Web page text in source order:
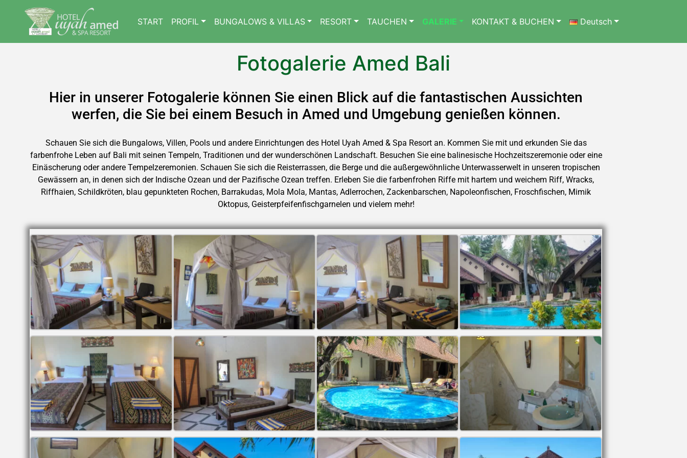
START PROFIL BUNGALOWS & VILLAS RESORT TAUCHEN GALERIE KONTAKT & BUCHEN Deutsch
Fotogalerie Amed Bali
Hier in unserer Fotogalerie können Sie einen Blick auf die fantastischen Aussichten
werfen, die Sie bei einem Besuch in Amed und Umgebung genießen können.
Schauen Sie sich die Bungalows, Villen, Pools und andere Einrichtungen des Hotel Uyah Amed & Spa Resort an. Kommen Sie mit und erkunden Sie das
farbenfrohe Leben auf Bali mit seinen Tempeln, Traditionen und der wunderschönen Landschaft. Besuchen Sie eine balinesische Hochzeitszeremonie oder eine
Einäscherung oder andere Tempelzeremonien. Schauen Sie sich die Reisterrassen, die Berge und die außergewöhnliche Unterwasserwelt in unseren tropischen
Gewässern an, in denen sich der Indische Ozean und der Pazifische Ozean treffen. Erleben Sie die farbenfrohen Riffe mit hartem und weichem Riff, Wracks,
Riffhaien, Schildkröten, blau gepunkteten Rochen, Barrakudas, Mola Mola, Mantas, Adlerrochen, Zackenbarschen, Napoleonfischen, Froschfischen, Mimik
Oktopus, Geisterpfeifenfischgarnelen und vielem mehr!